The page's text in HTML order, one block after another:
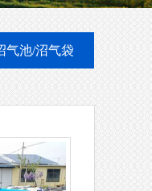
气池/沼气袋